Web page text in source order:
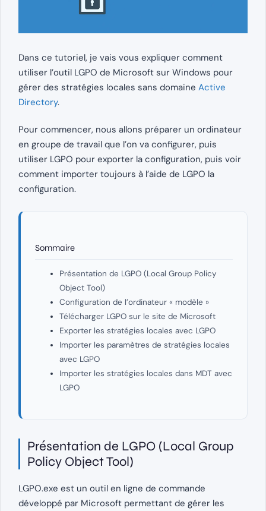
Dans ce tutoriel, je vais vous expliquer comment
utiliser l’outil LGPO de Microsoft sur Windows pour
gérer des stratégies locales sans domaine Active
Directory.
Pour commencer, nous allons préparer un ordinateur
en groupe de travail que l’on va configurer, puis
utiliser LGPO pour exporter la configuration, puis voir
comment importer toujours à l’aide de LGPO la
configuration.
Sommaire
Présentation de LGPO (Local Group Policy
Object Tool)
Configuration de l’ordinateur « modèle »
Télécharger LGPO sur le site de Microsoft
Exporter les stratégies locales avec LGPO
Importer les paramètres de stratégies locales
avec LGPO
Importer les stratégies locales dans MDT avec
LGPO
Présentation de LGPO (Local Group
Policy Object Tool)
LGPO.exe est un outil en ligne de commande
développé par Microsoft permettant de gérer les